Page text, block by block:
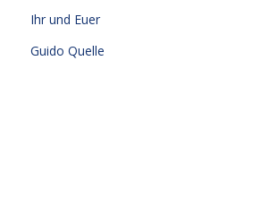
Ihr und Euer
Guido Quelle